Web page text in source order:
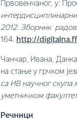
Првовенчаног, у:
2012. Зборник
164. http://
Чанчар, Ивана,
на стање у грчком
са ИВнаучног скупа
уметничком
Речници